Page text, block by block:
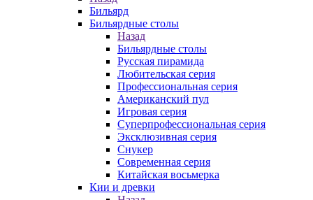
Бильярд
Бильярдные столы
Назад
Бильярдные столы
Русская пирамида
Любительская серия
Профессиональная серия
Американский пул
Игровая серия
Суперпрофессиональная серия
Эксклюзивная серия
Снукер
Современная серия
Китайская восьмерка
Кии и древки